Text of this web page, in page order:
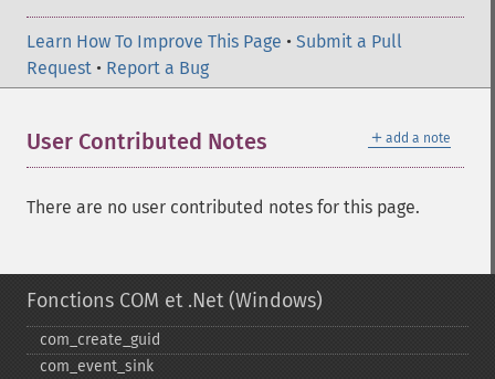
Learn How To Improve This Page • Submit a Pull
Request • Report a Bug
＋ add a note
User Contributed Notes
There are no user contributed notes for this page.
Fonctions COM et .Net (Windows)
com_​create_​guid
com_​event_​sink